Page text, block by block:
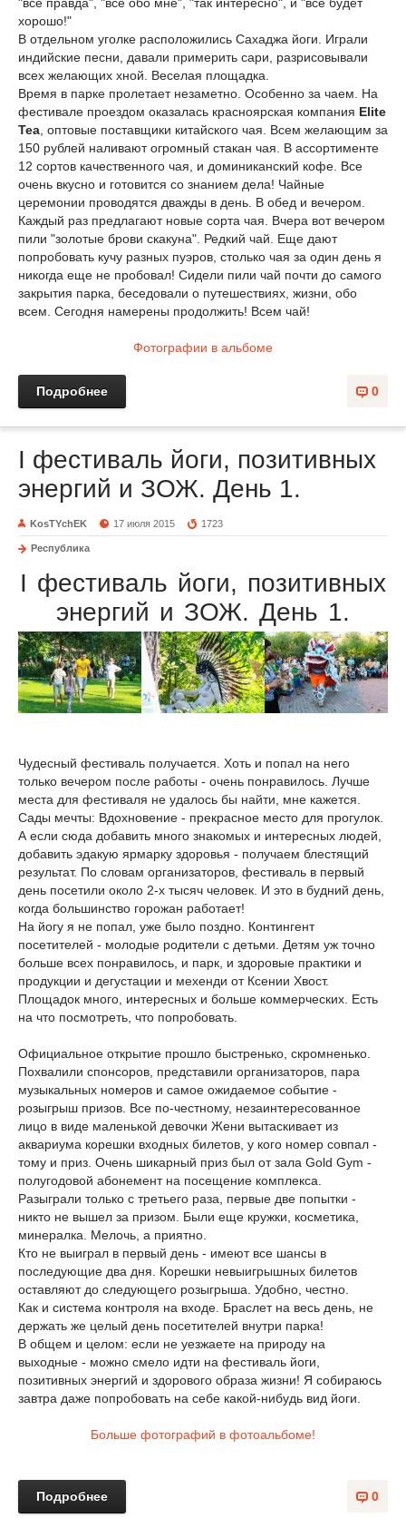
хорошо!"
В отдельном уголке расположились Сахаджа йоги. Играли
индийские песни, давали примерить сари, разрисовывали
всех желающих хной. Веселая площадка.
Время в парке пролетает незаметно. Особенно за чаем. На
фестивале проездом оказалась красноярская компания Elite
Tea , оптовые поставщики китайского чая. Всем желающим за
150 рублей наливают огромный стакан чая. В ассортименте
12 сортов качественного чая, и доминиканский кофе. Все
очень вкусно и готовится со знанием дела! Чайные
церемонии проводятся дважды в день. В обед и вечером.
Каждый раз предлагают новые сорта чая. Вчера вот вечером
пили "золотые брови скакуна". Редкий чай. Еще дают
попробовать кучу разных пуэров, столько чая за один день я
никогда еще не пробовал! Сидели пили чай почти до самого
закрытия парка, беседовали о путешествиях, жизни, обо
всем. Сегодня намерены продолжить! Всем чай!
Фотографии в альбоме
0
Подробнее
I фестиваль йоги, позитивных
энергий и ЗОЖ. День 1.
KosTYchEK 17 июля 2015 1723
Республика
I фестиваль йоги, позитивных
энергий и ЗОЖ. День 1.
Чудесный фестиваль получается. Хоть и попал на него
только вечером после работы - очень понравилось. Лучше
места для фестиваля не удалось бы найти, мне кажется.
Сады мечты: Вдохновение - прекрасное место для прогулок.
А если сюда добавить много знакомых и интересных людей,
добавить эдакую ярмарку здоровья - получаем блестящий
результат. По словам организаторов, фестиваль в первый
день посетили около 2-х тысяч человек. И это в будний день,
когда большинство горожан работает!
На йогу я не попал, уже было поздно. Контингент
посетителей - молодые родители с детьми. Детям уж точно
больше всех понравилось, и парк, и здоровые практики и
продукции и дегустации и мехенди от Ксении Хвост.
Площадок много, интересных и больше коммерческих. Есть
на что посмотреть, что попробовать.
Официальное открытие прошло быстренько, скромненько.
Похвалили спонсоров, представили организаторов, пара
музыкальных номеров и самое ожидаемое событие -
розыгрыш призов. Все по-честному, незаинтересованное
лицо в виде маленькой девочки Жени вытаскивает из
аквариума корешки входных билетов, у кого номер совпал -
тому и приз. Очень шикарный приз был от зала Gold Gym -
полугодовой абонемент на посещение комплекса.
Разыграли только с третьего раза, первые две попытки -
никто не вышел за призом. Были еще кружки, косметика,
минералка. Мелочь, а приятно.
Кто не выиграл в первый день - имеют все шансы в
последующие два дня. Корешки невыигрышных билетов
оставляют до следующего розыгрыша. Удобно, честно.
Как и система контроля на входе. Браслет на весь день, не
держать же целый день посетителей внутри парка!
В общем и целом: если не уезжаете на природу на
выходные - можно смело идти на фестиваль йоги,
позитивных энергий и здорового образа жизни! Я собираюсь
завтра даже попробовать на себе какой-нибудь вид йоги.
Больше фотографий в фотоальбоме!
0
Подробнее